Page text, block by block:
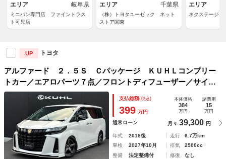
エリア
岐阜県
ミニバン専門店 ファイントラス
ト可児店
エリア
千葉県
（株）トヨタユーゼック ネット
ストア関東
エリア
ネクステージ
UP トヨタ
アルファード ２．５Ｓ Ｃパッケージ ＫＵＨＬコンプリー
トカー／エアロパーツ７点／フロントディフューザー／サイド
ディフューザー／リアディフューザー／ボンネット／ＶＥＲＺ
２０インチホイール／サンルーフ／ＪＢＬ／デジタルインナー
／後席モニター
支払総額(税込)
399 万円
本体価格
384
万円
諸費用
15
万円
通常ローン 月々 39,300 円
年式 2018後 走行
6.7万km
車検
2027年10月 排気
2500cc
整備
法定整備付 修復
なし